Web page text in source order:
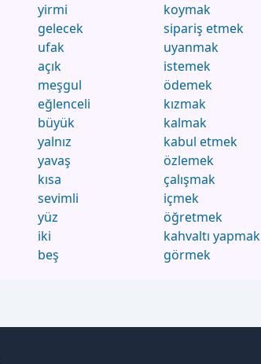
yirmi
gelecek
ufak
açık
meşgul
eğlenceli
büyük
yalnız
yavaş
kısa
sevimli
yüz
iki
beş
koymak
sipariş etmek
uyanmak
istemek
ödemek
kızmak
kalmak
kabul etmek
özlemek
çalışmak
içmek
öğretmek
kahvaltı yapmak
görmek